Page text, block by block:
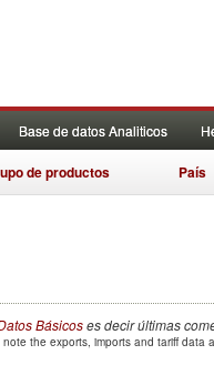
Base de datos Analiticos
de productos País
Básicoses decir últimas
note the exports, imports and tariff